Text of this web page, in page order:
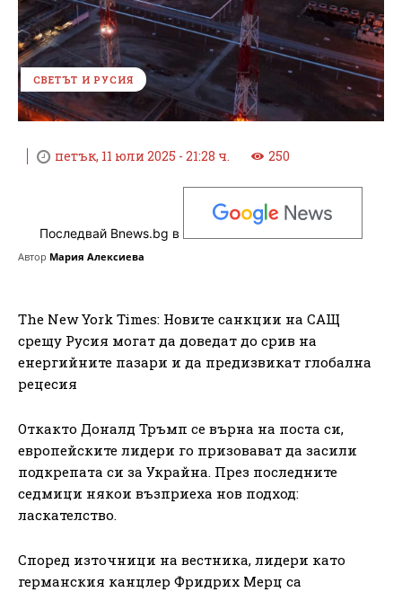
СВЕТЪТ И РУСИЯ
петък, 11 юли 2025 - 21:28 ч. 250
Последвай Bnews.bg в
Автор Мария Алексиева
The New York Times: Новите санкции на САЩ
срещу Русия могат да доведат до срив на
енергийните пазари и да предизвикат глобална
рецесия
Откакто Доналд Тръмп се върна на поста си,
европейските лидери го призовават да засили
подкрепата си за Украйна. През последните
седмици някои възприеха нов подход:
ласкателство.
Според източници на вестника, лидери като
германския канцлер Фридрих Мерц са